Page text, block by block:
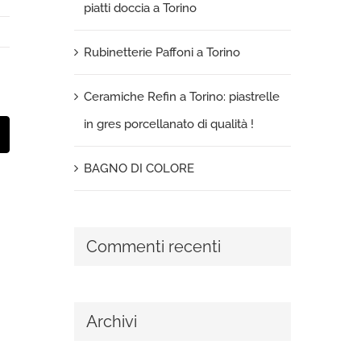
piatti doccia a Torino
Rubinetterie Paffoni a Torino
Ceramiche Refin a Torino: piastrelle
in gres porcellanato di qualità !
BAGNO DI COLORE
Commenti recenti
Archivi